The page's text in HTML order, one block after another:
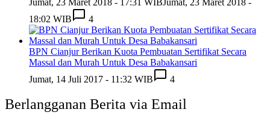
18:02 WIB
4
BPN Cianjur Berikan Kuota Pembuatan Sertifikat Secara
Massal dan Murah Untuk Desa Babakansari
Jumat, 14 Juli 2017 - 11:32 WIB
4
Berlangganan Berita via Email